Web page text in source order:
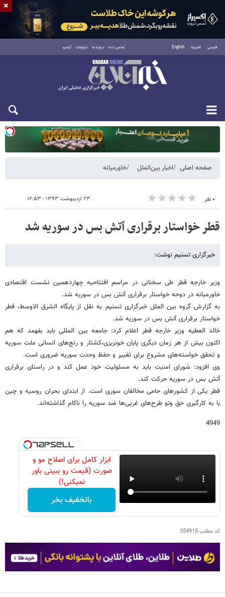
فارسی العربية English تماس با ما درباره ما تبلیغات آرشیو
یکشنبه ۱۸ مرداد ۱۴۰۵
صفحه اصلی اخبار بین‌الملل خاورمیانه
۰ نفر ۲۳ اردیبهشت ۱۳۹۳ - ۱۲:۵۳
قطر خواستار برقراری آتش بس در سوریه شد
خبرگزاری تسنیم نوشت:
وزیر خارجه قطر طی سخنانی در مراسم افتتاحیه چهاردهمین نشست اقتصادی
خاورمیانه در دوحه خواستار برقراری آتش بس در سوریه شد.
به گزارش گروه بین الملل خبرگزاری تسنیم به نقل از پایگاه الشرق الاوسط، قطر
خواستار برقراری آتش بس در سوریه شد.
خالد العطیه وزیر خارجه قطر اعلام کرد: جامعه بین المللی باید بفهمد که هم
اکنون بیش از هر زمان دیگری پایان خونریزی،کشتار و رنج‌های انسانی ملت سوریه
و تحقق خواسته‌های مشروع برای تغییر و حفظ وحدت سوریه ضروری است.
وی افزود: شورای امنیت باید به مسئولیت خود عمل کند و در راستای برقراری
آتش بس در سوریه حرکت کند.
قطر یکی از کشورهای حامی مخالفان سوری است. از ابتدای بحران روسیه و چین
با به کارگیری حق وتو طرح‌های غربی‌ها ضد سوریه را ناکام گذاشته‌اند.
4949
ابزار کامل برای اصلاح مو و
صورت (قیمت رو ببینی باور
نمیکنی!)
باتخفیف بخر
کد مطلب354915
×